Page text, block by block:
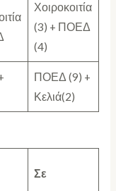
Χοιροκοιτία
(3) + ΠΟΕΔ
(4)
ΠΟΕΔ (9) +
Κελιά(2)
Σε